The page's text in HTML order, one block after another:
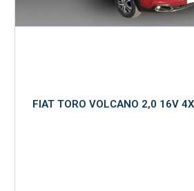
FIAT TORO VOLCANO 2,0 16V